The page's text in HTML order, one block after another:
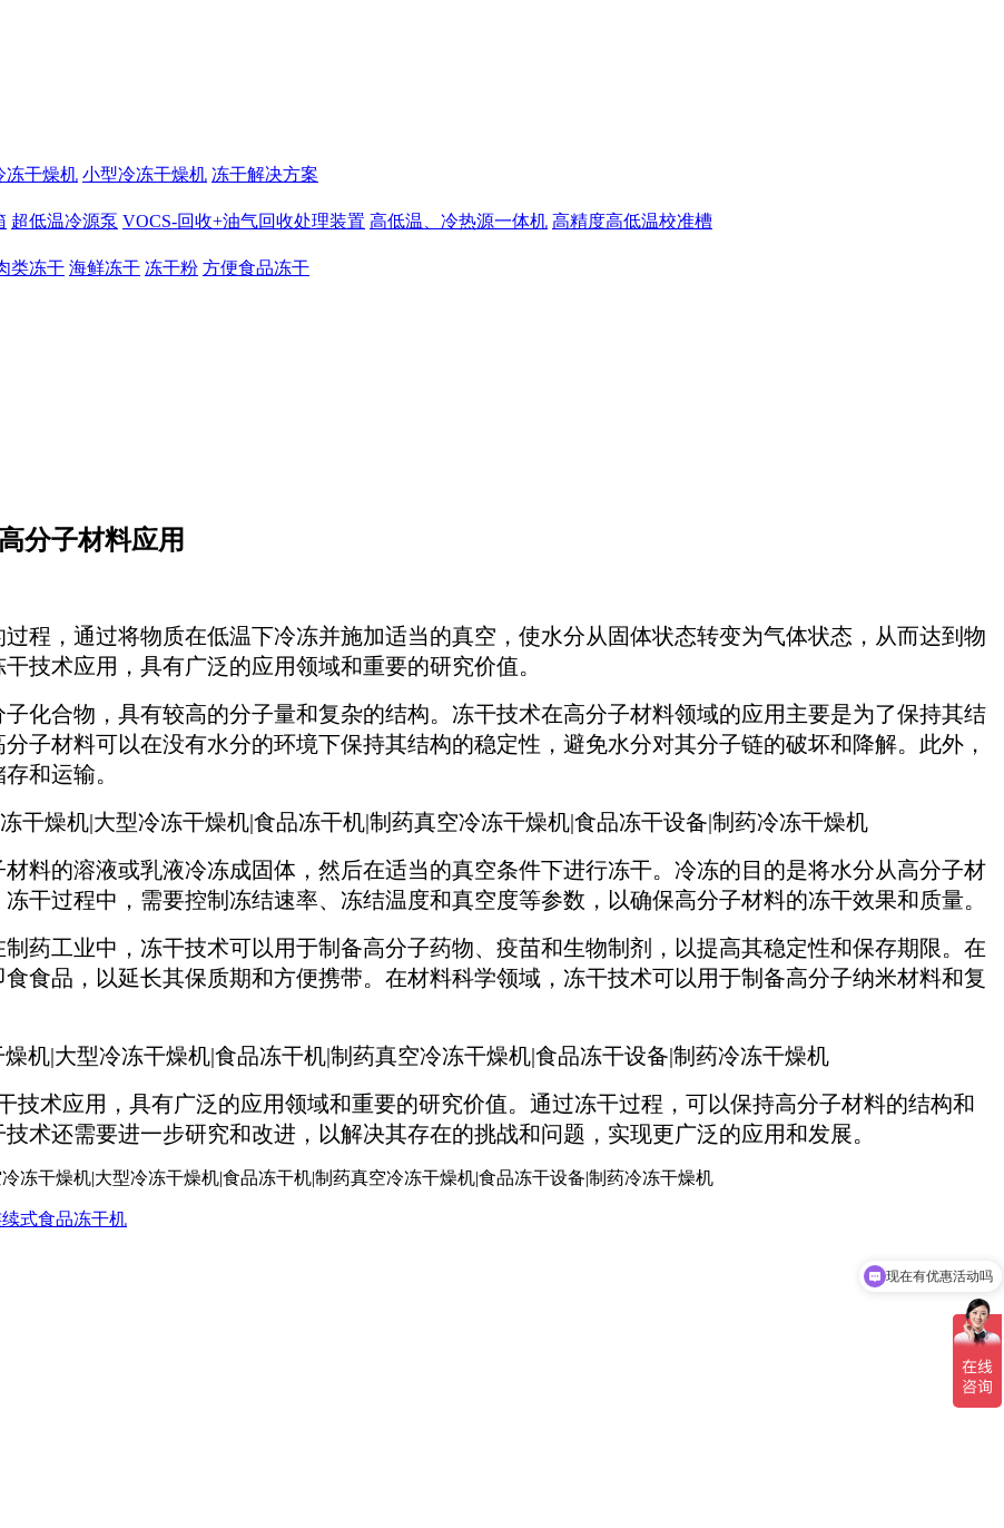
冻干燥机 小型冷冻干燥机 冻干解决方案
超低温冷源泵 VOCS-回收+油气回收处理装置 高低温、冷热源一体机 高精度高低温校准槽
类冻干 海鲜冻干 冻干粉 方便食品冻干
分子材料应用
程，通过将物质在低温下冷冻并施加适当的真空，使水分从固体状态转变为气体状态，从而达到物
技术应用，具有广泛的应用领域和重要的研究价值。
化合物，具有较高的分子量和复杂的结构。冻干技术在高分子材料领域的应用主要是为了保持其结
子材料可以在没有水分的环境下保持其结构的稳定性，避免水分对其分子链的破坏和降解。此外，
和运输。
料的溶液或乳液冷冻成固体，然后在适当的真空条件下进行冻干。冷冻的目的是将水分从高分子材
干过程中，需要控制冻结速率、冻结温度和真空度等参数，以确保高分子材料的冻干效果和质量。
药工业中，冻干技术可以用于制备高分子药物、疫苗和生物制剂，以提高其稳定性和保存期限。在
食品，以延长其保质期和方便携带。在材料科学领域，冻干技术可以用于制备高分子纳米材料和复
技术应用，具有广泛的应用领域和重要的研究价值。通过冻干过程，可以保持高分子材料的结构和
术还需要进一步研究和改进，以解决其存在的挑战和问题，实现更广泛的应用和发展。
式食品冻干机
可以介绍下你们的产品么